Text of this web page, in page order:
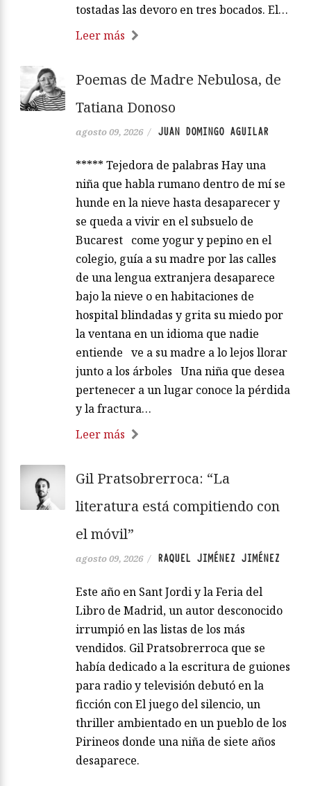
tostadas las devoro en tres bocados. El…
Leer más
Poemas de Madre Nebulosa, de
Tatiana Donoso
agosto 09, 2026 / JUAN DOMINGO AGUILAR
***** Tejedora de palabras Hay una
niña que habla rumano dentro de mí se
hunde en la nieve hasta desaparecer y
se queda a vivir en el subsuelo de
Bucarest come yogur y pepino en el
colegio, guía a su madre por las calles
de una lengua extranjera desaparece
bajo la nieve o en habitaciones de
hospital blindadas y grita su miedo por
la ventana en un idioma que nadie
entiende ve a su madre a lo lejos llorar
junto a los árboles Una niña que desea
pertenecer a un lugar conoce la pérdida
y la fractura…
Leer más
Gil Pratsobrerroca: “La
literatura está compitiendo con
el móvil”
agosto 09, 2026 / RAQUEL JIMÉNEZ JIMÉNEZ
Este año en Sant Jordi y la Feria del
Libro de Madrid, un autor desconocido
irrumpió en las listas de los más
vendidos. Gil Pratsobrerroca que se
había dedicado a la escritura de guiones
para radio y televisión debutó en la
ficción con El juego del silencio, un
thriller ambientado en un pueblo de los
Pirineos donde una niña de siete años
desaparece.